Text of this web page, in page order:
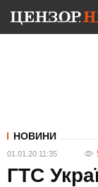
НОВИНИ
01.01.20 11:35
ГТС